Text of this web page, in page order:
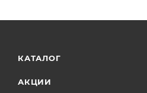
КАТАЛОГ
АКЦИИ